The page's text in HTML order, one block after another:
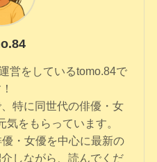
営をしているtomo.84で
特に同世代の俳優・女
をもらっています。
・女優を中心に最新の
しながら、読んでくだ